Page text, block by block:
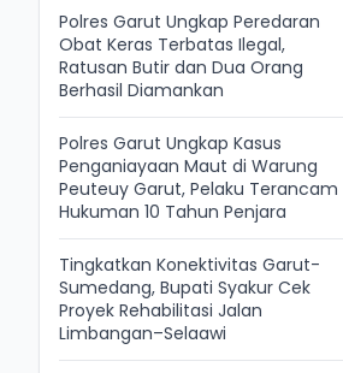
Polres Garut Ungkap Peredaran
Obat Keras Terbatas Ilegal,
Ratusan Butir dan Dua Orang
Berhasil Diamankan
Polres Garut Ungkap Kasus
Penganiayaan Maut di Warung
Peuteuy Garut, Pelaku Terancam
Hukuman 10 Tahun Penjara
Tingkatkan Konektivitas Garut-
Sumedang, Bupati Syakur Cek
Proyek Rehabilitasi Jalan
Limbangan–Selaawi